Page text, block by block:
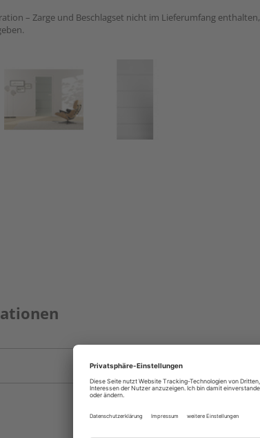
– Zarge und Beschlagset nicht im Lieferumfang enthalten,